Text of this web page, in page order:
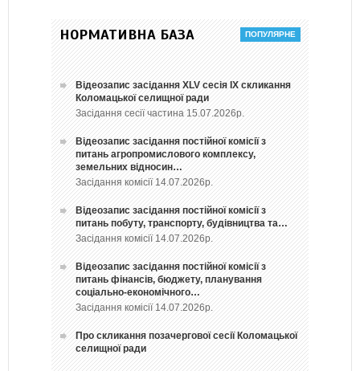
НОРМАТИВНА БАЗА
Відеозапис засідання ХLV сесія ІХ скликання
Коломацької селищної ради
Засідання сесії частина 15.07.2026р.
Відеозапис засідання постійної комісії з
питань агропромислового комплексу,
земельних відносин…
Засідання комісії 14.07.2026р.
Відеозапис засідання постійної комісії з
питань побуту, транспорту, будівництва та…
Засідання комісії 14.07.2026р.
Відеозапис засідання постійної комісії з
питань фінансів, бюджету, планування
соціально-економічного…
Засідання комісії 14.07.2026р.
Про скликання позачергової сесії Коломацької
селищної ради